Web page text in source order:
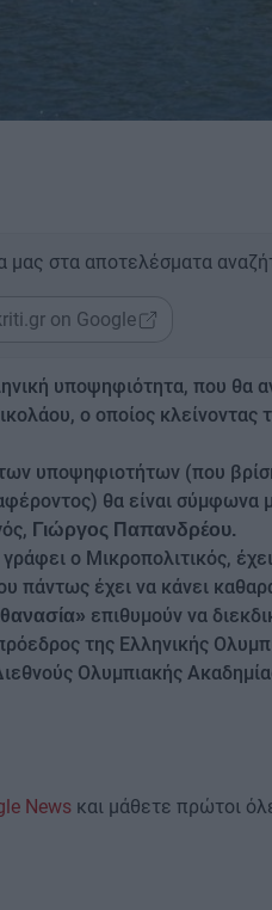
μας στα αποτελέσματα
on Google
υποψηφιότητα, που θα
ο οποίος κλείνοντας
υποψηφιοτήτων (που
θα είναι σύμφωνα
Γιώργος Παπανδρέου.
ο Μικροπολιτικός,
πάντως έχει να κάνει
επιθυμούν να
της Ελληνικής
Ολυμπιακής
News και μάθετε πρώτοι